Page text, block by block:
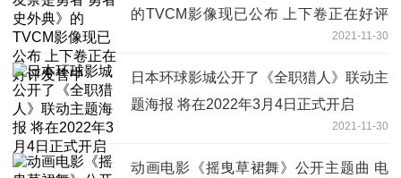
的TVCM影像现已公布 上下卷正在好评
2021-11-30
日本环球影城公开了《全职猎人》联动主
题海报 将在2022年3月4日正式开启
2021-11-30
动画电影《摇曳草裙舞》公开主题曲 电